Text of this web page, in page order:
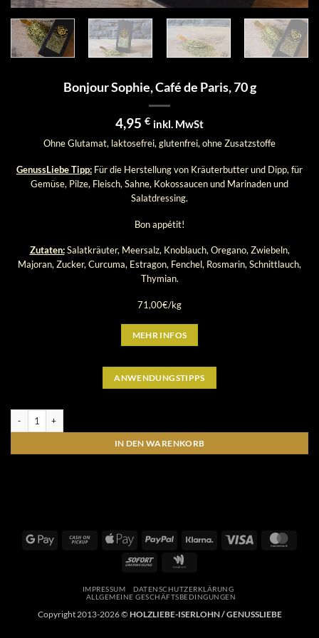
Bonjour Sophie, Café de Paris, 70 g
4,95 € inkl. MwSt
Ohne Glutamat, laktosefrei, glutenfrei, ohne Zusatzstoffe
GenussLiebe Tipp: Für die Herstellung von Kräuterbutter und Dipp, für
Gemüse, Pilze, Fleisch, Sahne, Kokossaucen und Marinaden und
Salatdressing.
Bon appétit!
Zutaten: Salatkräuter, Meersalz, Knoblauch, Oregano, Zwiebeln,
Majoran, Zucker, Curcuma, Estragon, Fenchel, Rosmarin, Schnittlauch,
Thymian.
71,00€/kg
MEHR INFOS
ANWENDUNGSTIPPS
IN DEN WARENKORB
Google
Cash
Apple
PayPal Klarna
Sofort
IMPRESSUM
DATENSCHUTZERKLÄRUNG
ALLGEMEINE GESCHÄFTSBEDINGUNGEN
Copyright 2013-2026 © HOLZLIEBE-ISERLOHN / GENUSSLIEBE